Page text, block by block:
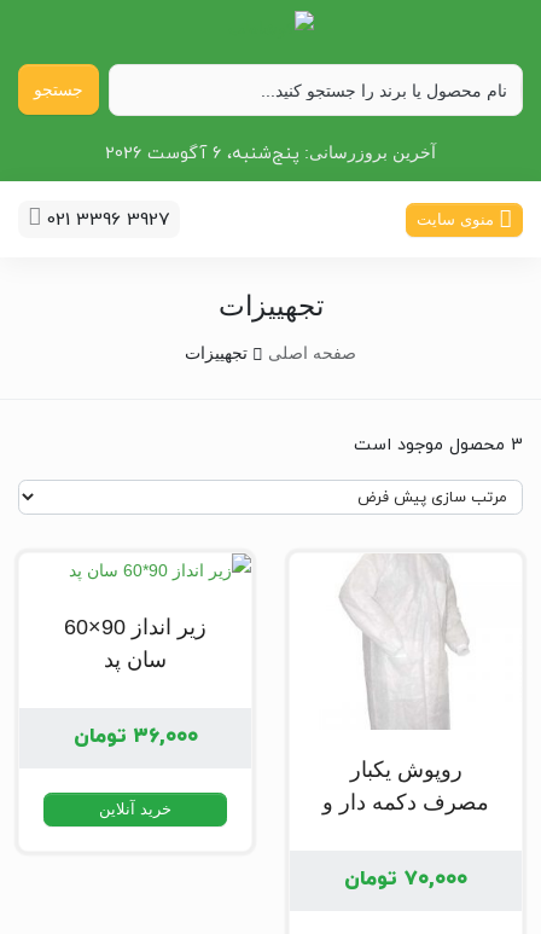
جستجو
آخرین بروزرسانی: پنج‌شنبه، 6 آگوست 2026
منوی سایت 021 3396 3927
تجهییزات
صفحه اصلی تجهییزات
3 محصول موجود است
روپوش یکبار
مصرف دکمه دار و
۷۰,۰۰۰ تومان
زیر انداز 90×60
سان پد
۳۶,۰۰۰ تومان
خرید آنلاین